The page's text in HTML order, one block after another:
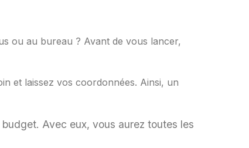
ou au bureau ? Avant de vous lancer,
et laissez vos coordonnées. Ainsi, un
Avec eux, vous aurez toutes les